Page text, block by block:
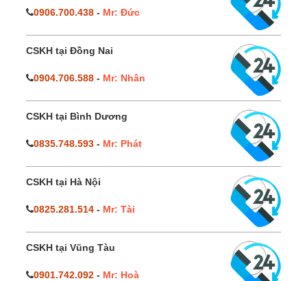
0906.700.438 - Mr: Đức
CSKH tại Đồng Nai
0904.706.588 - Mr: Nhân
CSKH tại Bình Dương
0835.748.593 - Mr: Phát
CSKH tại Hà Nội
0825.281.514 - Mr: Tài
CSKH tại Vũng Tàu
0901.742.092 - Mr: Hoà